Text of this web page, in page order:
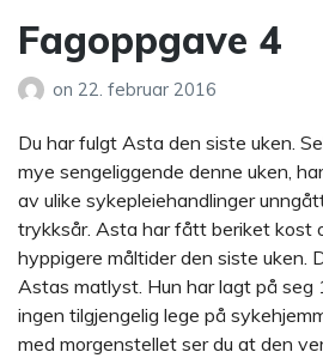
Fagoppgave 4
on 22. februar 2016
Du har fulgt Asta den siste uken.
mye sengeliggende denne uken,
av ulike sykepleiehandlinger
trykksår. Asta har fått beriket kost
hyppigere måltider den siste uken.
Astas matlyst. Hun har lagt på seg
ingen tilgjengelig lege på
med morgenstellet ser du at den